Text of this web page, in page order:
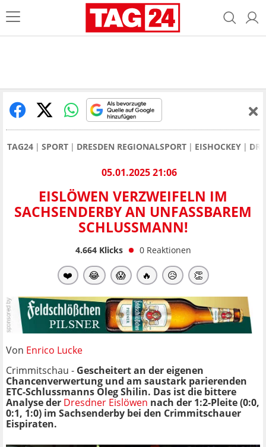
TAG24 SPORT DRESDEN REGIONALSPORT EISHOCKEY
05.01.2025 21:06
EISLÖWEN VERZWEIFELN IM
SACHSENDERBY AN UNFASSBAREM
SCHLUSSMANN!
4.664Klicks 0 Reaktionen
❤️ 😂 😱 🔥 😥 👏
Von Enrico Lucke
Crimmitschau - Gescheitert an der eigenen
Chancenverwertung und am saustark parierenden
ETC-Schlussmanns Oleg Shilin. Das ist die bittere
Analyse der Dresdner Eislöwen nach der 1:2-Pleite (0:0,
0:1, 1:0) im Sachsenderby bei den Crimmitschauer
Eispiraten.